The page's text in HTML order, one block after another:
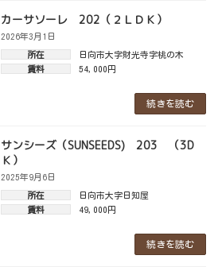
カーサソーレ 202（２ＬＤＫ）
2026年3月1日
続きを読む
所在
日向市大字財光寺字桃の木
賃料
54,000円
サンシーズ（SUNSEEDS) 203 （3D
Ｋ）
2025年9月6日
続きを読む
所在
日向市大字日知屋
賃料
49,000円